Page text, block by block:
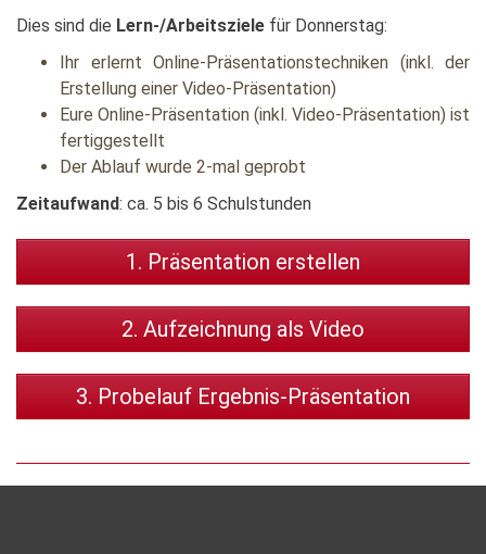
Dies sind die Lern-/Arbeitsziele für Donnerstag:
Ihr erlernt Online-Präsentationstechniken (inkl. der
Erstellung einer Video-Präsentation)
Eure Online-Präsentation (inkl. Video-Präsentation) ist
fertiggestellt
Der Ablauf wurde 2-mal geprobt
Zeitaufwand: ca. 5 bis 6 Schulstunden
1. Präsentation erstellen
2. Aufzeichnung als Video
3. Probelauf Ergebnis-Präsentation